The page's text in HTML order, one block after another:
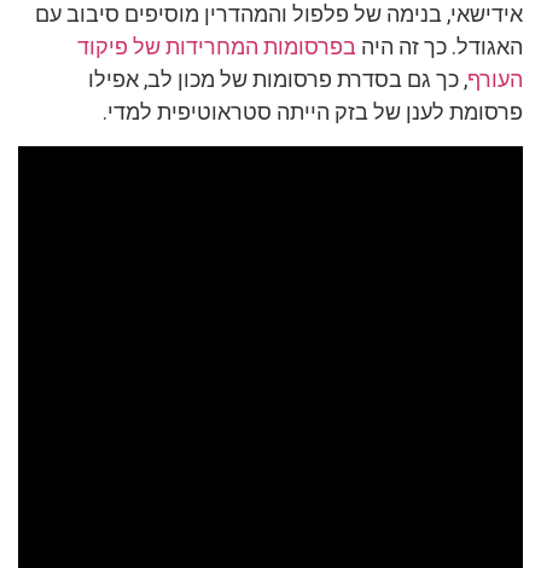
אידישאי, בנימה של פלפול והמהדרין מוסיפים סיבוב עם
האגודל. כך זה היה בפרסומות המחרידות של פיקוד
העורף, כך גם בסדרת פרסומות של מכון לב, אפילו
פרסומת לענן של בזק הייתה סטראוטיפית למדי.